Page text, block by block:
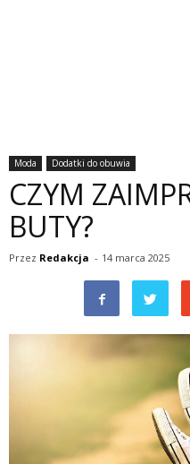
Moda Dodatki do obuwia
CZYM
BUTY?
Przez Redakcja - 14 marca 2025